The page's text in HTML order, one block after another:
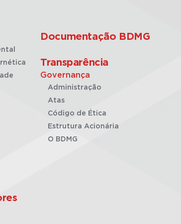
Documentação BDMG
Transparência
Governança
Administração
Atas
Código de Ética
Estrutura Acionária
O BDMG